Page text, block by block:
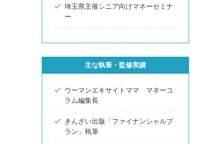
埼玉県主催シニア向けマネーセミナ
ー
主な執筆・監修実績
ウーマンエキサイトママ マネーコ
ラム編集長
きんざい出版「ファイナンシャルプ
ラン」執筆